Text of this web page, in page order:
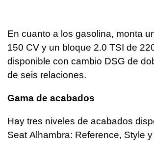
En cuanto a los gasolina, monta
150 CV y un bloque 2.0 TSI de
disponible con cambio DSG de
de seis relaciones.
Gama de acabados
Hay tres niveles de acabados
Seat Alhambra: Reference, Style